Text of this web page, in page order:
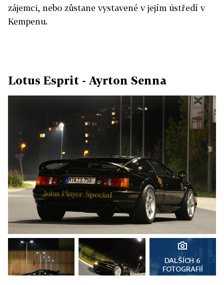
zájemci, nebo zůstane vystavené v jejím ústředí v
Kempenu.
Lotus Esprit - Ayrton Senna
DALŠÍCH 6
FOTOGRAFIÍ